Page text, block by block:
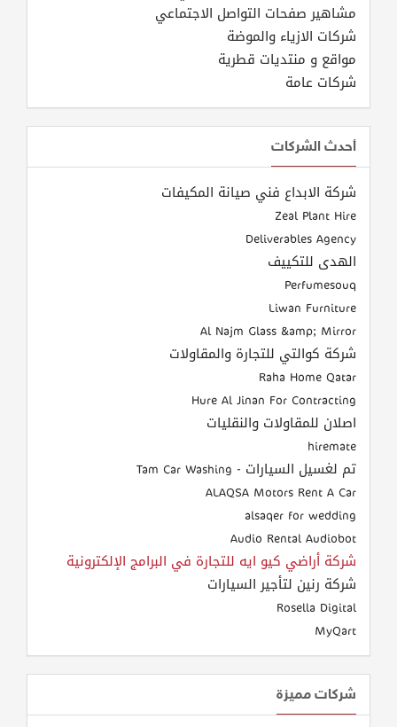
مشاهير صفحات التواصل الاجتماعي
شركات الازياء والموضة
مواقع و منتديات قطرية
شركات عامة
أحدث الشركات
شركة الابداع فني صيانة المكيفات
Zeal Plant Hire
Deliverables Agency
الهدى للتكييف
Perfumesouq
Liwan Furniture
Al Najm Glass &amp; Mirror
شركة كوالتي للتجارة والمقاولات
Raha Home Qatar
Hure Al Jinan For Contracting
اصلان للمقاولات والنقليات
hiremate
تم لغسيل السيارات - Tam Car Washing
ALAQSA Motors Rent A Car
alsaqer for wedding
Audio Rental Audiobot
شركة أراضي كيو ايه للتجارة في البرامج الإلكترونية
شركة رنين لتأجير السيارات
Rosella Digital
MyQart
شركات مميزة